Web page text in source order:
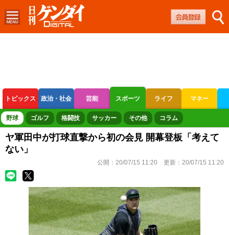
トピックス 政治・社会 芸能 スポーツ ライフ マネー
ボートレース 競輪 オートレース
野球 ゴルフ 格闘技 サッカー その他 コラム
ヤ軍田中が打球直撃から初の会見 開幕登板「考えて
ない」
公開： 20/07/15 11:20 更新： 20/07/15 11:20